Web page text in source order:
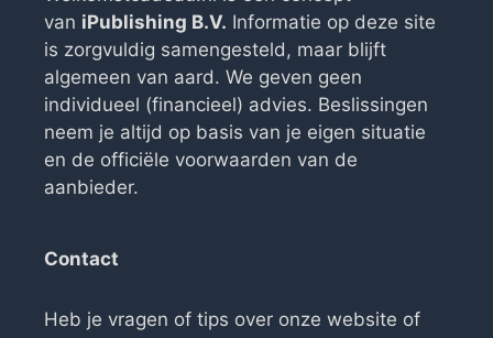
van iPublishing B.V. Informatie op deze site
is zorgvuldig samengesteld, maar blijft
algemeen van aard. We geven geen
individueel (financieel) advies. Beslissingen
neem je altijd op basis van je eigen situatie
en de officiële voorwaarden van de
aanbieder.
Contact
Heb je vragen of tips over onze website of